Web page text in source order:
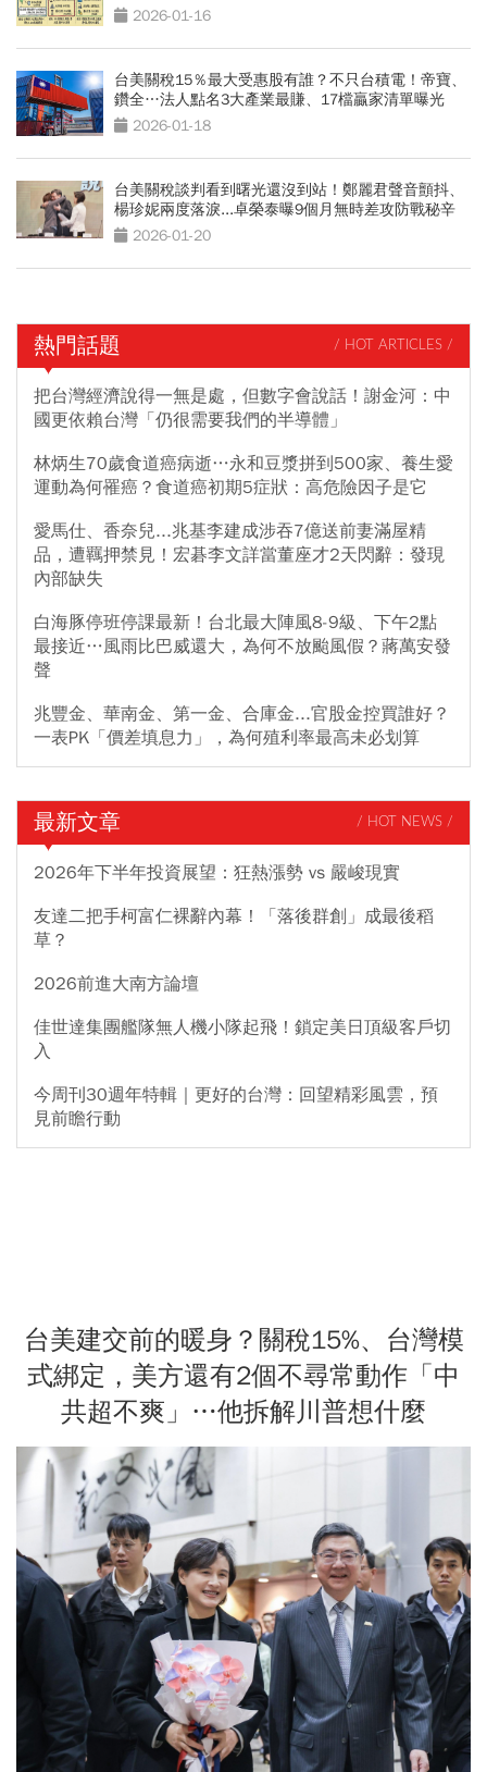
2026-01-16
台美關稅15％最大受惠股有誰？不只台積電！帝寶、
鑽全…法人點名3大產業最賺、17檔贏家清單曝光
2026-01-18
台美關稅談判看到曙光還沒到站！鄭麗君聲音顫抖、
楊珍妮兩度落淚...卓榮泰曝9個月無時差攻防戰秘辛
2026-01-20
熱門話題 / HOT ARTICLES /
把台灣經濟說得一無是處，但數字會說話！謝金河：中
國更依賴台灣「仍很需要我們的半導體」
林炳生70歲食道癌病逝…永和豆漿拼到500家、養生愛
運動為何罹癌？食道癌初期5症狀：高危險因子是它
愛馬仕、香奈兒...兆基李建成涉吞7億送前妻滿屋精
品，遭羈押禁見！宏碁李文詳當董座才2天閃辭：發現
內部缺失
白海豚停班停課最新！台北最大陣風8-9級、下午2點
最接近…風雨比巴威還大，為何不放颱風假？蔣萬安發
聲
兆豐金、華南金、第一金、合庫金...官股金控買誰好？
一表PK「價差填息力」，為何殖利率最高未必划算
最新文章 / HOT NEWS /
2026年下半年投資展望：狂熱漲勢 vs 嚴峻現實
友達二把手柯富仁裸辭內幕！「落後群創」成最後稻
草？
2026前進大南方論壇
佳世達集團艦隊無人機小隊起飛！鎖定美日頂級客戶切
入
今周刊30週年特輯｜更好的台灣：回望精彩風雲，預
見前瞻行動
台美建交前的暖身？關稅15%、台灣模
式綁定，美方還有2個不尋常動作「中
共超不爽」…他拆解川普想什麼